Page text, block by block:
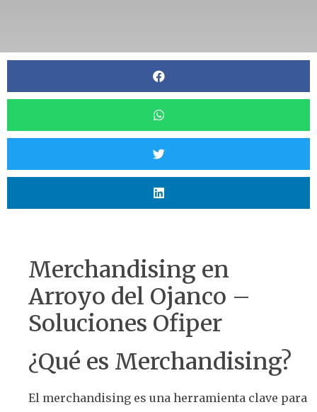
Merchandising en
Arroyo del Ojanco –
Soluciones Ofiper
¿Qué es Merchandising?
El merchandising es una herramienta clave para